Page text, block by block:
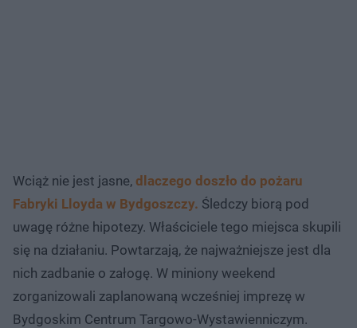
Wciąż nie jest jasne, dlaczego doszło do pożaru
Fabryki Lloyda w Bydgoszczy. Śledczy biorą pod
uwagę różne hipotezy. Właściciele tego miejsca skupili
się na działaniu. Powtarzają, że najważniejsze jest dla
nich zadbanie o załogę. W miniony weekend
zorganizowali zaplanowaną wcześniej imprezę w
Bydgoskim Centrum Targowo-Wystawienniczym.